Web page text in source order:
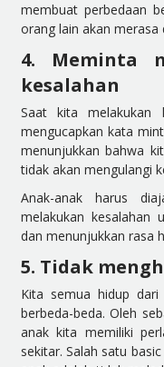
membuat perbedaan
orang lain akan
4. Meminta
kesalahan
Saat kita melakukan
mengucapkan kata
menunjukkan bahwa
tidak akan mengulangi
Anak-anak harus
melakukan kesalahan
dan menunjukkan rasa
5. Tidak
Kita semua hidup
berbeda-beda. Oleh
anak kita memiliki
sekitar. Salah satu